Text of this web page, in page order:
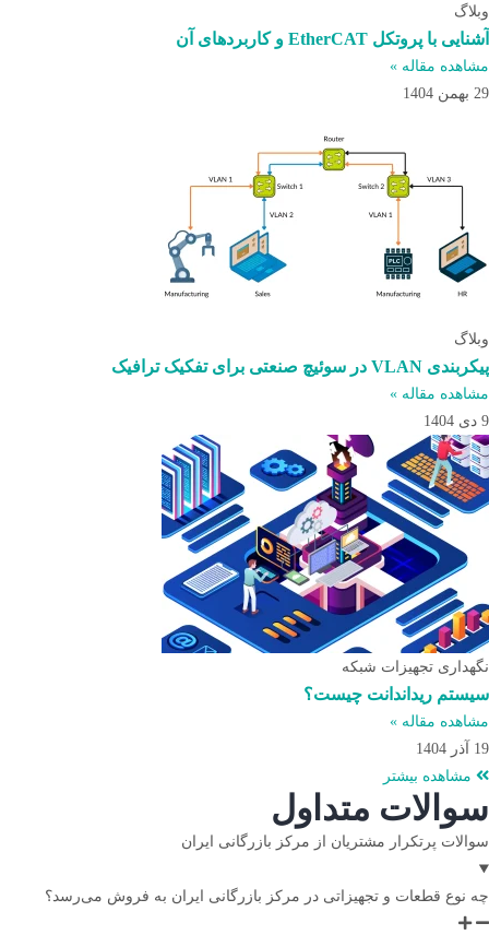
وبلاگ
آشنایی با پروتکل EtherCAT و کاربردهای آن
مشاهده مقاله »
29 بهمن 1404
وبلاگ
پیکربندی VLAN در سوئیچ صنعتی برای تفکیک ترافیک
مشاهده مقاله »
9 دی 1404
نگهداری تجهیزات شبکه
سیستم ریداندانت چیست؟
مشاهده مقاله »
19 آذر 1404
مشاهده بیشتر
سوالات متداول
سوالات پرتکرار مشتریان از مرکز بازرگانی ایران
چه نوع قطعات و تجهیزاتی در مرکز بازرگانی ایران به فروش می‌رسد؟